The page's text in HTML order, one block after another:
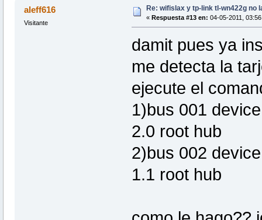
aleff616
Visitante
Re: wifislax y tp-link tl-wn422g no
« Respuesta #13 en: 04-05-2011,
damit pues ya
me detecta la
ejecute el
1)bus 001
2.0 root hub
2)bus 002
1.1 root hub